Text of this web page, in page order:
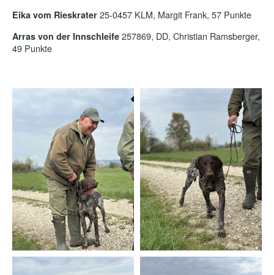
Eika vom Rieskrater 25-0457 KLM, Margit Frank, 57 Punkte
Arras von der Innschleife 257869, DD, Christian Ramsberger,
49 Punkte